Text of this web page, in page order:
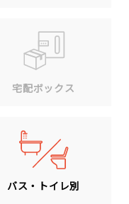
宅配ボックス
バス・トイレ別